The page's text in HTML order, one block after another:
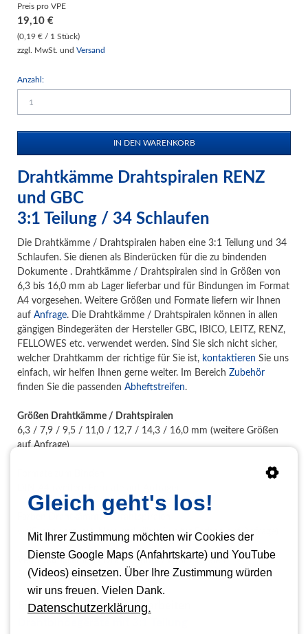
Preis pro VPE
19,10 €
(0,19 € / 1 Stück)
zzgl. MwSt. und Versand
Anzahl:
Drahtkämme Drahtspiralen RENZ
und GBC
3:1 Teilung / 34 Schlaufen
Die Drahtkämme / Drahtspiralen haben eine 3:1 Teilung und 34
Schlaufen. Sie dienen als Binderücken für die zu bindenden
Dokumente . Drahtkämme / Drahtspiralen sind in Größen von
6,3 bis 16,0 mm ab Lager lieferbar und für Bindungen im Format
A4 vorgesehen. Weitere Größen und Formate liefern wir Ihnen
auf Anfrage. Die Drahtkämme / Drahtspiralen können in allen
gängigen Bindegeräten der Hersteller GBC, IBICO, LEITZ, RENZ,
FELLOWES etc. verwendet werden. Sind Sie sich nicht sicher,
welcher Drahtkamm der richtige für Sie ist, kontaktieren Sie uns
einfach, wir helfen Ihnen gerne weiter. Im Bereich Zubehör
finden Sie die passenden Abheftstreifen.
Größen Drahtkämme / Drahtspiralen
6,3 / 7,9 / 9,5 / 11,0 / 12,7 / 14,3 / 16,0 mm (weitere Größen
auf Anfrage)
Farben Drahtkämme / Drahtspiralen
weiß, schwarz, rot, blau und silber (weiter Farben auf Anfrage)
Verpackungseinheit Drahtkämme / Drahtspiralen
50 oder 100 Stück
Bindemaschinen zum Verarbeiten
Gleich geht's los!
Mit Ihrer Zustimmung möchten wir Cookies der
Dienste Google Maps (Anfahrtskarte) und YouTube
(Videos) einsetzen. Über Ihre Zustimmung würden
wir uns freuen. Vielen Dank.
Datenschutzerklärung.